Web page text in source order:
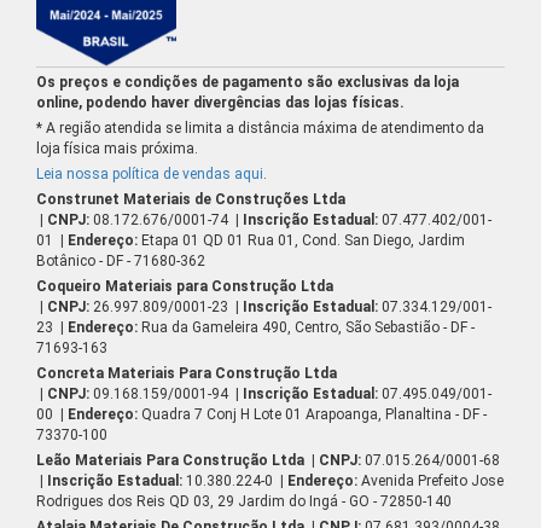
Os preços e condições de pagamento são exclusivas da loja
online, podendo haver divergências das lojas físicas.
* A região atendida se limita a distância máxima de atendimento da
loja física mais próxima.
Leia nossa política de vendas aqui.
Construnet Materiais de Construções Ltda
| CNPJ: 08.172.676/0001-74 | Inscrição Estadual: 07.477.402/001-
01
| Endereço: Etapa 01 QD 01 Rua 01, Cond. San Diego, Jardim
Botânico - DF - 71680-362
Coqueiro Materiais para Construção Ltda
| CNPJ: 26.997.809/0001-23 | Inscrição Estadual: 07.334.129/001-
23
| Endereço: Rua da Gameleira 490, Centro, São Sebastião - DF -
71693-163
Concreta Materiais Para Construção Ltda
| CNPJ: 09.168.159/0001-94 | Inscrição Estadual: 07.495.049/001-
00
| Endereço: Quadra 7 Conj H Lote 01 Arapoanga, Planaltina - DF -
73370-100
Leão Materiais Para Construção Ltda
| CNPJ: 07.015.264/0001-68
| Inscrição Estadual: 10.380.224-0 | Endereço: Avenida Prefeito Jose
Rodrigues dos Reis QD 03, 29 Jardim do Ingá - GO - 72850-140